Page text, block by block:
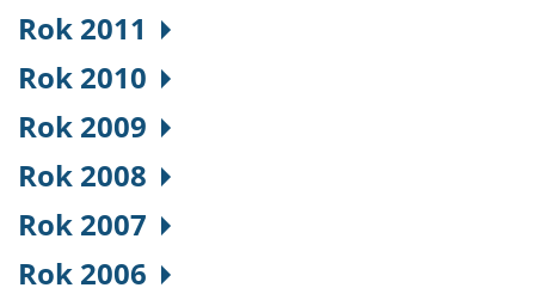
Rok 2011
Rok 2010
Rok 2009
Rok 2008
Rok 2007
Rok 2006